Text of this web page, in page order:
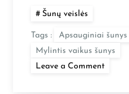
Šunų veislės
Tags : Apsauginiai šunys
Mylintis vaikus šunys
Leave a Commenton